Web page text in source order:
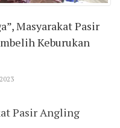
Masyarakat Pasir
Keburukan
Pasir Angling